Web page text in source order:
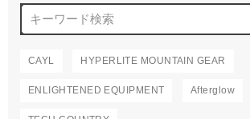
CAYL HYPERLITE MOUNTAIN GEAR
ENLIGHTENED EQUIPMENT Afterglow